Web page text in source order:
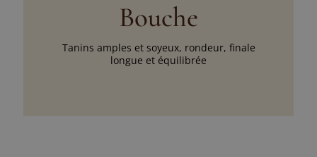
Bouche
Tanins amples et soyeux, rondeur, finale
longue et équilibrée